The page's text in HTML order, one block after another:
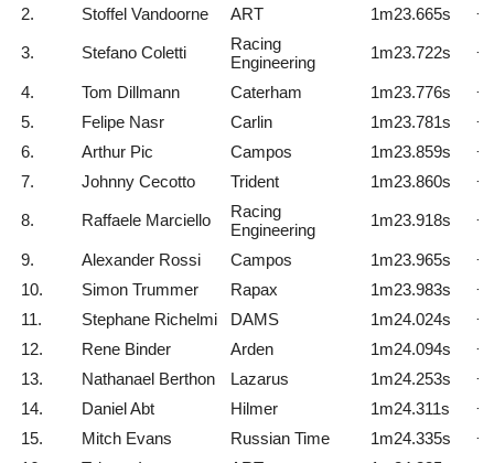
2.
Stoffel Vandoorne ART 1m23.665s
3. Stefano Coletti
Racing
Engineering
1m23.722s
4. Tom Dillmann Caterham 1m23.776s
5.
Felipe Nasr Carlin 1m23.781s
6.
Arthur Pic Campos 1m23.859s
7.
Johnny Cecotto Trident 1m23.860s
8. Raffaele Marciello
Racing
Engineering
1m23.918s
9. Alexander Rossi Campos 1m23.965s
10.
Simon Trummer Rapax 1m23.983s
11.
Stephane Richelmi DAMS 1m24.024s
12.
Rene Binder Arden 1m24.094s
13.
Nathanael Berthon Lazarus 1m24.253s
14.
Daniel Abt Hilmer 1m24.311s
15.
Mitch Evans Russian Time 1m24.335s